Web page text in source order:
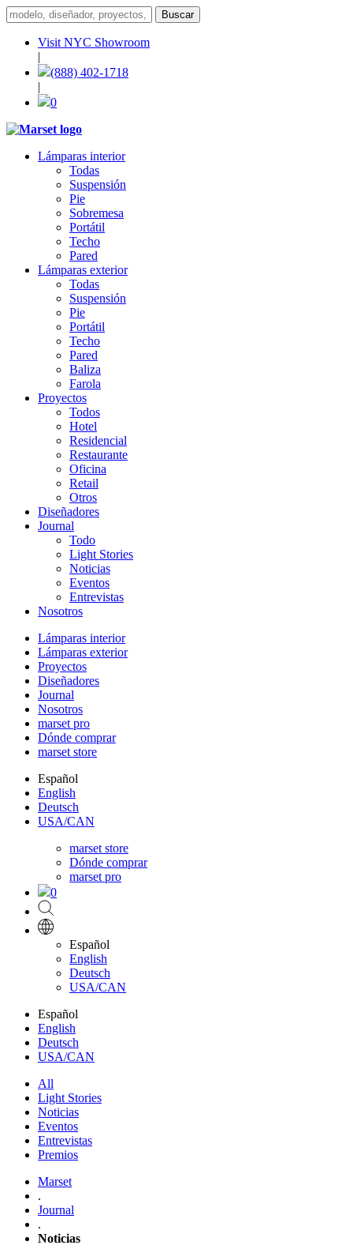
Visit NYC Showroom
|
(888) 402-1718
|
0
Lámparas interior
Todas
Suspensión
Pie
Sobremesa
Portátil
Techo
Pared
Lámparas exterior
Todas
Suspensión
Pie
Portátil
Techo
Pared
Baliza
Farola
Proyectos
Todos
Hotel
Residencial
Restaurante
Oficina
Retail
Otros
Diseñadores
Journal
Todo
Light Stories
Noticias
Eventos
Entrevistas
Nosotros
Lámparas interior
Lámparas exterior
Proyectos
Diseñadores
Journal
Nosotros
marset pro
Dónde comprar
marset store
Español
English
Deutsch
USA/CAN
marset store
Dónde comprar
marset pro
0
Español
English
Deutsch
USA/CAN
Español
English
Deutsch
USA/CAN
All
Light Stories
Noticias
Eventos
Entrevistas
Premios
Marset
.
Journal
.
Noticias